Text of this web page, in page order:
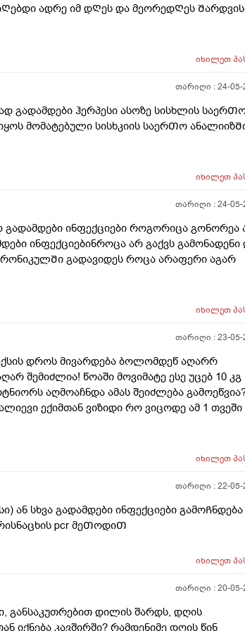
ადრე იმ დᲦეს და მეორედᲦეს
იხილეთ
თარიღი :24-05-
გადამდები ჰერპესი ასოზე სისხლის
მომატებული სისხკიის საერᲗო
იხილეთ
თარიღი :24-05-
ინფექციები როგორიცა გონორეა
ინფექციებინროცა არ გაქვს გამონადენი
გადავიდეს როცა არაფერი აგარ
იხილეთ
თარიღი :23-05-
დროს მივარდება ბოლომდეწ აღარრ
შემიძლია! წოაში მოვიმატე ესე უცებ 10 კგ
აღმოაჩნდა ამას შეიძლება
ექიმთან ვიზიდი რო ვიცოდე ამ 1 თვეში
იხილეთ
თარიღი :22-05-
ან სხვა გადამდები ინფექციები გამოᲩნდება
pcr მეᲗოდიᲗ
იხილეთ
თარიღი :20-05-
განსაკუთრებით დილის შარდს, დღის
იქნება კავშირში? რამდენიმე დღის წინ